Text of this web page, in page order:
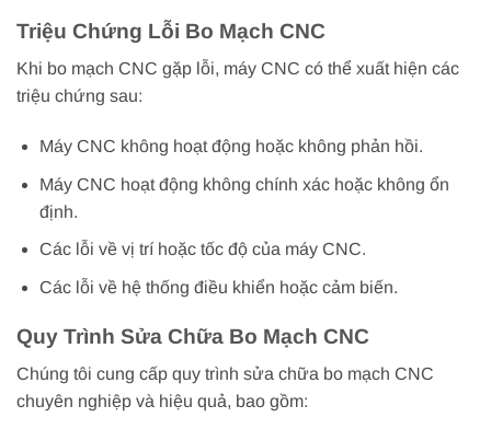
Triệu Chứng Lỗi Bo Mạch CNC
Khi bo mạch CNC gặp lỗi, máy CNC có thể xuất hiện các
triệu chứng sau:
Máy CNC không hoạt động hoặc không phản hồi.
Máy CNC hoạt động không chính xác hoặc không ổn
định.
Các lỗi về vị trí hoặc tốc độ của máy CNC.
Các lỗi về hệ thống điều khiển hoặc cảm biến.
Quy Trình Sửa Chữa Bo Mạch CNC
Chúng tôi cung cấp quy trình sửa chữa bo mạch CNC
chuyên nghiệp và hiệu quả, bao gồm: